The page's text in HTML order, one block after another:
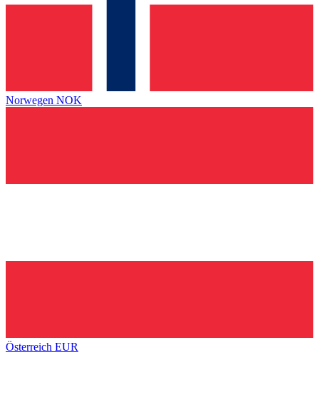
Norwegen NOK
Österreich EUR